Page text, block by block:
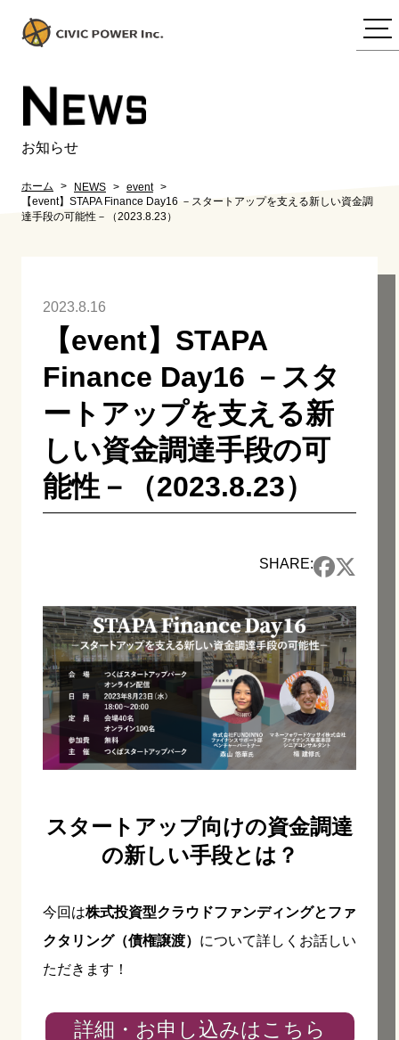
NEWS
お知らせ
ホーム NEWS
event
【event】STAPA Finance Day16 －スタートアップを支える新しい資金調
達手段の可能性－（2023.8.23）
2023.8.16
【event】STAPA
Finance Day16 －スタ
ートアップを支える新
しい資金調達手段の可
能性－（2023.8.23）
SHARE:
スタートアップ向けの資金調達
の新しい手段とは？
今回は株式投資型クラウドファンディングとファ
クタリング（債権譲渡） について詳しくお話しい
ただきます！
詳細・お申し込みはこちら